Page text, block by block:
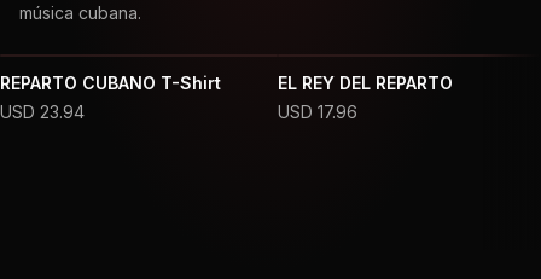
música cubana.
REPARTO CUBANO T-Shirt
USD 23.94
EL REY DEL REPARTO
USD 17.96